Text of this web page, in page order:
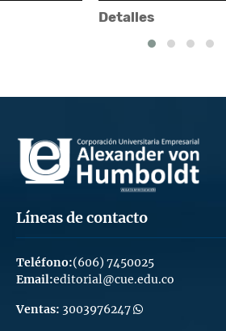
Detalles
Líneas de contacto
Teléfono:(606) 7450025
Email:editorial@cue.edu.co
Ventas: 3003976247